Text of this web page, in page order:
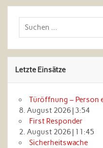
Letzte Einsätze
Türöffnung – Person
8. August 2026| 3:54
First Responder
2. August 2026| 11:45
Sicherheitswache